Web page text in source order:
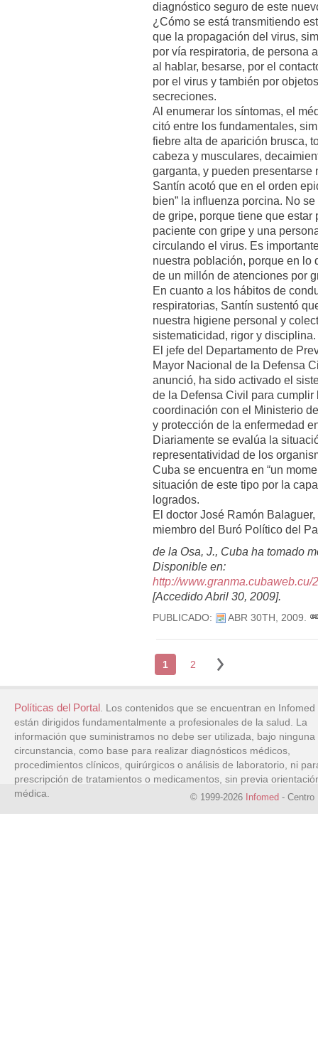
diagnóstico seguro de este
¿Cómo se está transmitiendo
que la propagación del virus,
por vía respiratoria, de persona
al hablar, besarse, por el
por el virus y también por
secreciones.
Al enumerar los síntomas, el
citó entre los fundamentales,
fiebre alta de aparición brusca,
cabeza y musculares,
garganta, y pueden presentarse
Santín acotó que en el orden
bien” la influenza porcina. No
de gripe, porque tiene que estar
paciente con gripe y una
circulando el virus. Es
nuestra población, porque en lo
de un millón de atenciones por
En cuanto a los hábitos de
respiratorias, Santín sustentó
nuestra higiene personal y
sistematicidad, rigor y disciplina.
El jefe del Departamento de
Mayor Nacional de la Defensa
anunció, ha sido activado el
de la Defensa Civil para
coordinación con el Ministerio
y protección de la enfermedad
Diariamente se evalúa la
representatividad de los
Cuba se encuentra en “un
situación de este tipo por la
logrados.
El doctor José Ramón
miembro del Buró Político del
de la Osa, J., Cuba ha tomado
Disponible en:
http://
[Accedido Abril 30, 2009].
PUBLICADO: ABR 30TH, 2009.
1 2
Políticas del Portal. Los contenidos que se encuentran en Infomed
están dirigidos fundamentalmente a profesionales de la salud. La
información que suministramos no debe ser utilizada, bajo ninguna
circunstancia, como base para realizar diagnósticos médicos,
procedimientos clínicos, quirúrgicos o análisis de laboratorio, ni
prescripción de tratamientos o medicamentos, sin previa
médica.
© 1999-2026 Infomed - Centro